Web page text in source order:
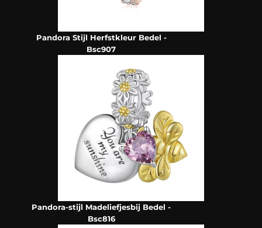
Pandora Stijl Herfstkleur Bedel -
Bsc907
Pandora-stijl Madeliefjesbij Bedel -
Bsc816